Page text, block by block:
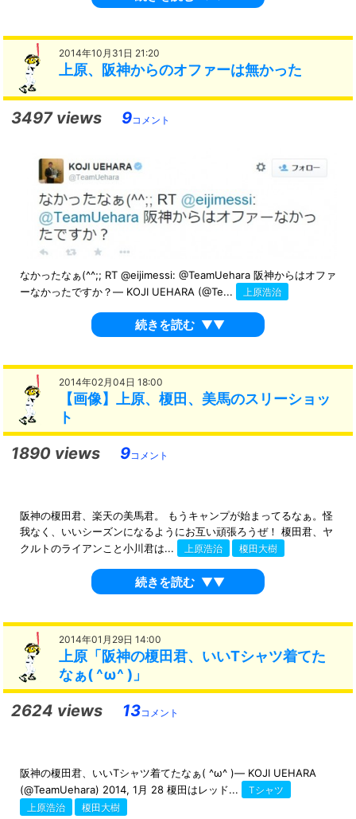
2014年10月31日 21:20
上原、阪神からのオファーは無かった
3497 views 9コメント
なかったなぁ(^^;; RT @eijimessi: @TeamUehara 阪神からはオファ
ーなかったですか？— KOJI UEHARA (@Te...
上原浩治
続きを読む ▼▼
2014年02月04日 18:00
【画像】上原、榎田、美馬のスリーショッ
ト
1890 views 9コメント
阪神の榎田君、楽天の美馬君。 もうキャンプが始まってるなぁ。怪
我なく、いいシーズンになるようにお互い頑張ろうぜ！ 榎田君、ヤ
クルトのライアンこと小川君は...
上原浩治 榎田大樹
続きを読む ▼▼
2014年01月29日 14:00
上原「阪神の榎田君、いいTシャツ着てた
なぁ( ^ω^ )」
2624 views 13コメント
阪神の榎田君、いいTシャツ着てたなぁ( ^ω^ )— KOJI UEHARA
(@TeamUehara) 2014, 1月 28 榎田はレッド...
Tシャツ
上原浩治
榎田大樹